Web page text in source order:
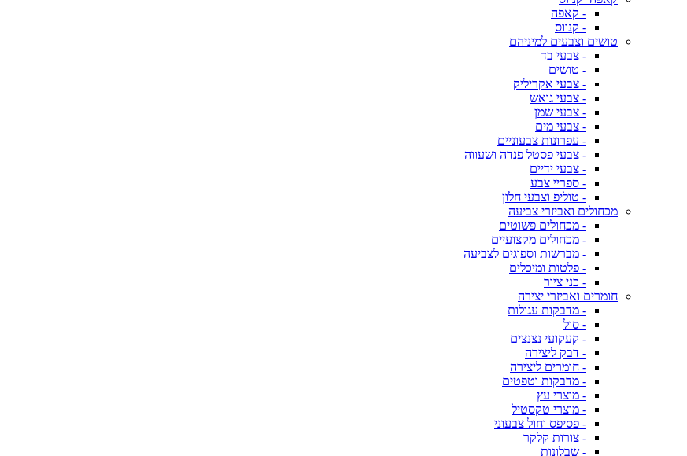
- קאפה
- קנווס
טושים וצבעים למיניהם
- צבעי בד
- טושים
- צבעי אקריליק
- צבעי גואש
- צבעי שמן
- צבעי מים
- עפרונות צבעוניים
- צבעי פסטל פנדה ושעווה
- צבעי ידיים
- ספריי צבע
- טוליפ וצבעי חלון
מכחולים ואביזרי צביעה
- מכחולים פשוטים
- מכחולים מקצועיים
- מברשות וספוגים לצביעה
- פלטות ומיכלים
- כני ציור
חומרים ואביזרי יצירה
- מדבקות עגולות
- סול
- קעקועי נצנצים
- דבק ליצירה
- חומרים ליצירה
- מדבקות וטפטים
- מוצרי עץ
- מוצרי טקסטיל
- פסיפס וחול צבעוני
- צורות קלקר
- שבלונות